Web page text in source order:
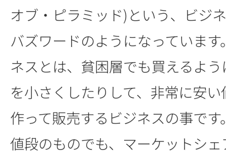
オブ・ピラミッド)という、ビジ
バズワードのようになっていま
ネスとは、貧困層でも買えるよ
を小さくしたりして、非常に安
作って販売するビジネスの事で
値段のものでも、マーケットシ